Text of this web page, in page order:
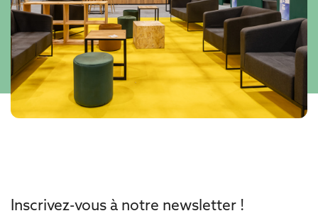
Inscrivez-vous à notre newsletter !